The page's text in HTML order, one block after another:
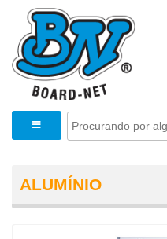
ALUMÍNIO